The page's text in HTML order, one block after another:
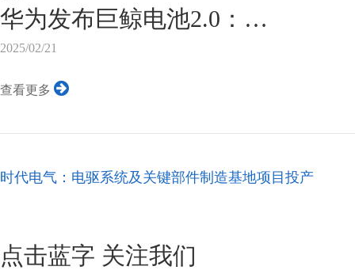
迈出的重要步伐，更是国内粉磨
统升级的创新之举，开创了将传
华为发布巨鲸电池2.0：
业界首发800V高压增程6C电池包
2 月 20 日，华为在尊界 S800 技
了全新的巨鲸电池 2.0，引发行
版本，巨鲸电池 2.0 实现了全方
图片来源于NE时代新能源
本，规格都相当高。其中增程版
2025/02/21
查看更多
时代电气：电驱系统及关键部件制造基地项目投产
点击蓝字 关注我们